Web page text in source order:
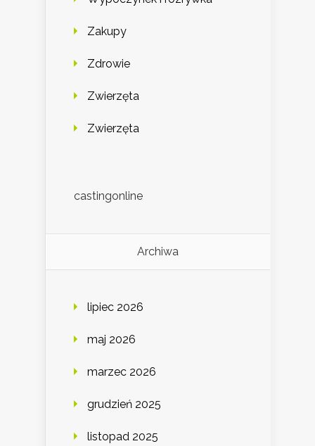
Zakupy
Zdrowie
Zwierzęta
Zwierzęta
castingonline
Archiwa
lipiec 2026
maj 2026
marzec 2026
grudzień 2025
listopad 2025